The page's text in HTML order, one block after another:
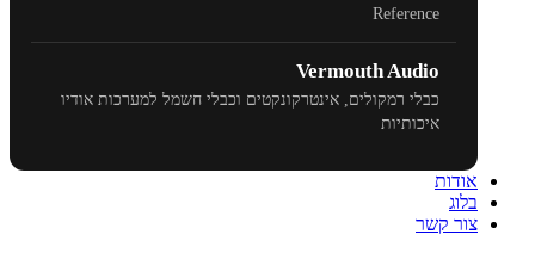
Reference
Vermouth Audio
כבלי רמקולים, אינטרקונקטים וכבלי חשמל למערכות אודיו
איכותיות
אודות
בלוג
צור קשר